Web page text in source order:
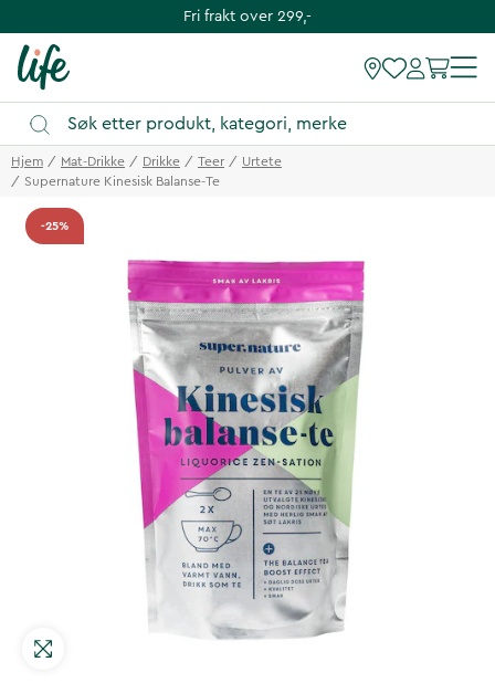
Fri frakt over 299,-
Hjem Mat-Drikke Drikke Teer
Urtete
Supernature Kinesisk Balanse-Te
-25%